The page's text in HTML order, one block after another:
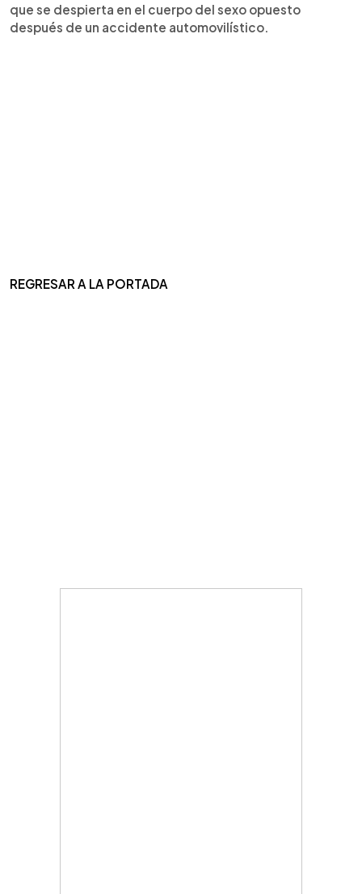
que se despierta en el cuerpo del sexo opuesto
después de un accidente automovilístico.
REGRESAR A LA PORTADA